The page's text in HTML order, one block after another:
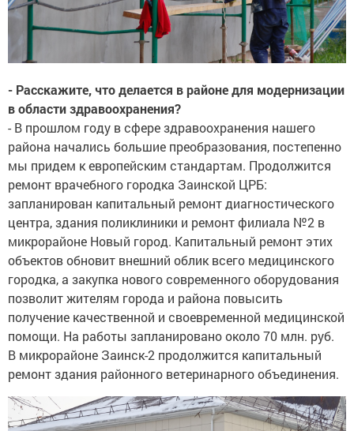
- Расскажите, что делается в районе для модернизации
в области здравоохранения?
- В прошлом году в сфере здравоохранения нашего
района начались большие преобразования, постепенно
мы придем к европейским стандартам. Продолжится
ремонт врачебного городка Заинской ЦРБ:
запланирован капитальный ремонт диагностического
центра, здания поликлиники и ремонт филиала №2 в
микрорайоне Новый город. Капитальный ремонт этих
объектов обновит внешний облик всего медицинского
городка, а закупка нового современного оборудования
позволит жителям города и района повысить
получение качественной и своевременной медицинской
помощи. На работы запланировано около 70 млн. руб.
В микрорайоне Заинск-2 продолжится капитальный
ремонт здания районного ветеринарного объединения.